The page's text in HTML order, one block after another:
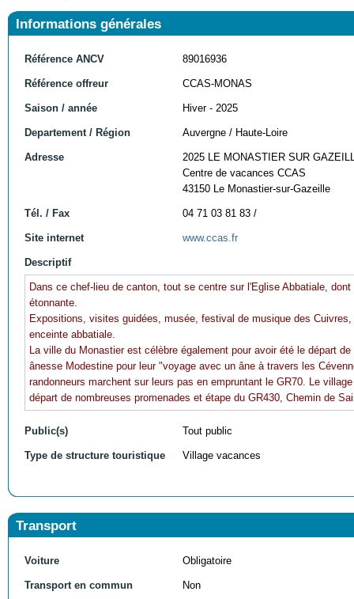
Informations générales
Référence ANCV 89016936
Référence offreur CCAS-MONAS
Saison / année Hiver - 2025
Departement / Région Auvergne / Haute-Loire
Adresse
2025 LE MONASTIER SUR
Centre de vacances CCAS
43150 Le Monastier-sur-Gazeille
Tél. / Fax 04 71 03 81 83 /
Site internet www.ccas.fr
Descriptif
Dans ce chef-lieu de canton, tout se centre sur l'Eglise Abbatiale,
étonnante.
Expositions, visites guidées, musée, festival de musique des
enceinte abbatiale.
La ville du Monastier est célèbre également pour avoir été le départ
ânesse Modestine pour leur "voyage avec un âne à travers les
randonneurs marchent sur leurs pas en empruntant le GR70. Le
départ de nombreuses promenades et étape du GR430, Chemin de
Public(s) Tout public
Type de structure touristique Village vacances
Transport
Voiture Obligatoire
Transport en commun Non